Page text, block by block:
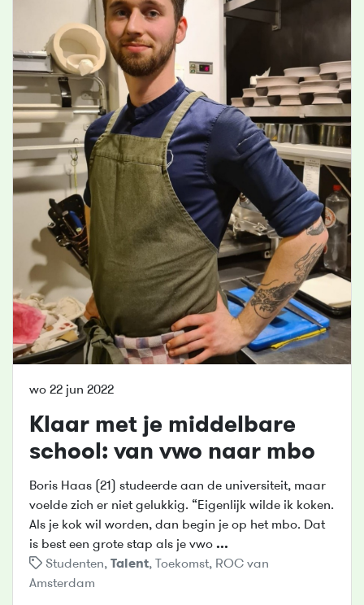
wo 22 jun 2022
Klaar met je middelbare
school: van vwo naar mbo
Boris Haas (21) studeerde aan de universiteit, maar
voelde zich er niet gelukkig. “Eigenlijk wilde ik koken.
Als je kok wil worden, dan begin je op het mbo. Dat
is best een grote stap als je vwo ...
Studenten, Talent, Toekomst, ROC van
Amsterdam